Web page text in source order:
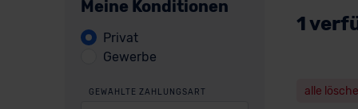
Meine Konditionen
Privat
Gewerbe
GEWÄHLTE ZAHLUNGSART
1
alle